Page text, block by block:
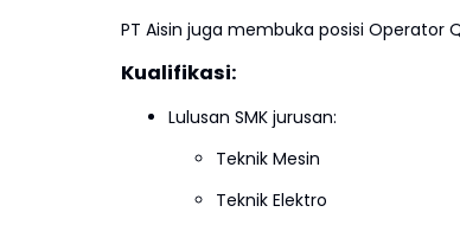
PT Aisin juga membuka posisi Operator
Kualifikasi:
Lulusan SMK jurusan:
Teknik Mesin
Teknik Elektro